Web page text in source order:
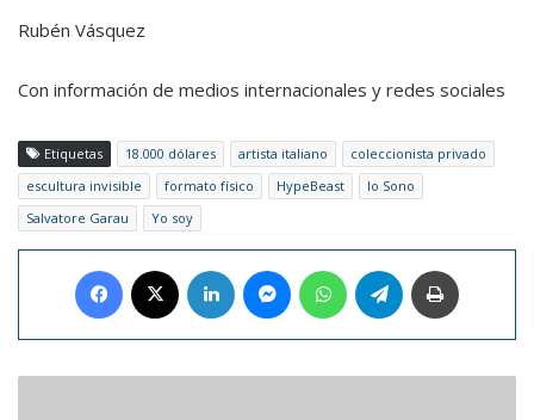
Rubén Vásquez
Con información de medios internacionales y redes sociales
Etiquetas 18.000 dólares artista italiano
coleccionista privado
escultura invisible
formato físico HypeBeast
Io Sono
Salvatore Garau
Yo soy
Facebook LinkedIn MessengerWhatsAppTelegram